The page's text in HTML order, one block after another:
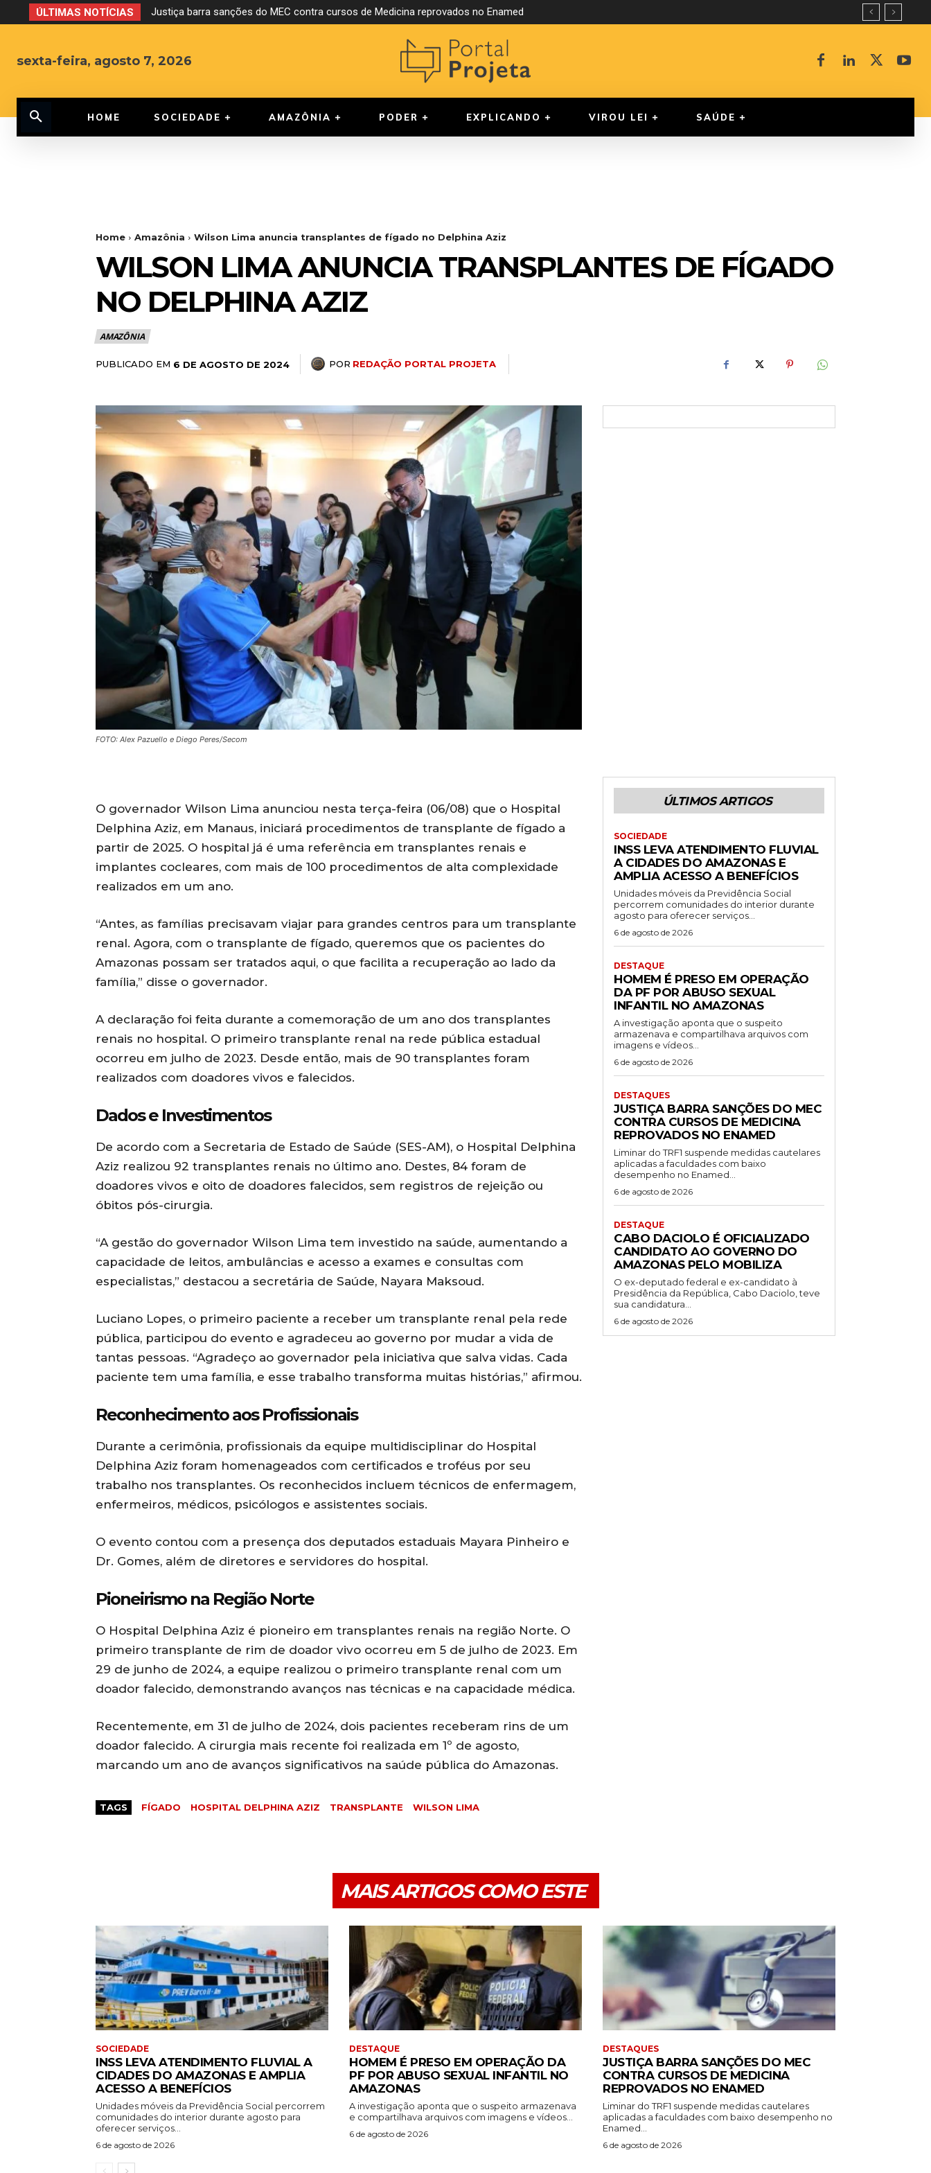
ÚLTIMAS NOTÍCIAS Justiça barra sanções do MEC contra cursos de Medicina reprovados no Enamed
sexta-feira, agosto 7, 2026
HOME SOCIEDADE AMAZÔNIA PODER EXPLICANDO VIROU LEI SAÚDE
Home Amazônia Wilson Lima anuncia transplantes de fígado no Delphina Aziz
WILSON LIMA ANUNCIA TRANSPLANTES DE FÍGADO
NO DELPHINA AZIZ
AMAZÔNIA
PUBLICADO EM 6 DE AGOSTO DE 2024 POR REDAÇÃO PORTAL PROJETA
FOTO: Alex Pazuello e Diego Peres/Secom
O governador Wilson Lima anunciou nesta terça-feira (06/08) que o Hospital
Delphina Aziz, em Manaus, iniciará procedimentos de transplante de fígado a
partir de 2025. O hospital já é uma referência em transplantes renais e
implantes cocleares, com mais de 100 procedimentos de alta complexidade
realizados em um ano.
“Antes, as famílias precisavam viajar para grandes centros para um transplante
renal. Agora, com o transplante de fígado, queremos que os pacientes do
Amazonas possam ser tratados aqui, o que facilita a recuperação ao lado da
família,” disse o governador.
A declaração foi feita durante a comemoração de um ano dos transplantes
renais no hospital. O primeiro transplante renal na rede pública estadual
ocorreu em julho de 2023. Desde então, mais de 90 transplantes foram
realizados com doadores vivos e falecidos.
Dados e Investimentos
De acordo com a Secretaria de Estado de Saúde (SES-AM), o Hospital Delphina
Aziz realizou 92 transplantes renais no último ano. Destes, 84 foram de
doadores vivos e oito de doadores falecidos, sem registros de rejeição ou
óbitos pós-cirurgia.
“A gestão do governador Wilson Lima tem investido na saúde, aumentando a
capacidade de leitos, ambulâncias e acesso a exames e consultas com
especialistas,” destacou a secretária de Saúde, Nayara Maksoud.
Luciano Lopes, o primeiro paciente a receber um transplante renal pela rede
pública, participou do evento e agradeceu ao governo por mudar a vida de
tantas pessoas. “Agradeço ao governador pela iniciativa que salva vidas. Cada
paciente tem uma família, e esse trabalho transforma muitas histórias,” afirmou.
Reconhecimento aos Profissionais
Durante a cerimônia, profissionais da equipe multidisciplinar do Hospital
Delphina Aziz foram homenageados com certificados e troféus por seu
trabalho nos transplantes. Os reconhecidos incluem técnicos de enfermagem,
enfermeiros, médicos, psicólogos e assistentes sociais.
O evento contou com a presença dos deputados estaduais Mayara Pinheiro e
Dr. Gomes, além de diretores e servidores do hospital.
Pioneirismo na Região Norte
O Hospital Delphina Aziz é pioneiro em transplantes renais na região Norte. O
primeiro transplante de rim de doador vivo ocorreu em 5 de julho de 2023. Em
29 de junho de 2024, a equipe realizou o primeiro transplante renal com um
doador falecido, demonstrando avanços nas técnicas e na capacidade médica.
Recentemente, em 31 de julho de 2024, dois pacientes receberam rins de um
doador falecido. A cirurgia mais recente foi realizada em 1º de agosto,
marcando um ano de avanços significativos na saúde pública do Amazonas.
TAGS FÍGADO HOSPITAL DELPHINA AZIZ TRANSPLANTE WILSON LIMA
ÚLTIMOS ARTIGOS
SOCIEDADE
INSS LEVA ATENDIMENTO FLUVIAL
A CIDADES DO AMAZONAS E
AMPLIA ACESSO A BENEFÍCIOS
Unidades móveis da Previdência Social
percorrem comunidades do interior durante
agosto para oferecer serviços...
6 de agosto de 2026
DESTAQUE
HOMEM É PRESO EM OPERAÇÃO
DA PF POR ABUSO SEXUAL
INFANTIL NO AMAZONAS
A investigação aponta que o suspeito
armazenava e compartilhava arquivos com
imagens e vídeos...
6 de agosto de 2026
DESTAQUES
JUSTIÇA BARRA SANÇÕES DO MEC
CONTRA CURSOS DE MEDICINA
REPROVADOS NO ENAMED
Liminar do TRF1 suspende medidas cautelares
aplicadas a faculdades com baixo
desempenho no Enamed...
6 de agosto de 2026
DESTAQUE
CABO DACIOLO É OFICIALIZADO
CANDIDATO AO GOVERNO DO
AMAZONAS PELO MOBILIZA
O ex-deputado federal e ex-candidato à
Presidência da República, Cabo Daciolo, teve
sua candidatura...
6 de agosto de 2026
MAIS ARTIGOS COMO ESTE
SOCIEDADE
INSS LEVA ATENDIMENTO FLUVIAL A
CIDADES DO AMAZONAS E AMPLIA
ACESSO A BENEFÍCIOS
Unidades móveis da Previdência Social percorrem
comunidades do interior durante agosto para
oferecer serviços...
6 de agosto de 2026
DESTAQUE
HOMEM É PRESO EM OPERAÇÃO DA
PF POR ABUSO SEXUAL INFANTIL NO
AMAZONAS
A investigação aponta que o suspeito armazenava
e compartilhava arquivos com imagens e vídeos...
6 de agosto de 2026
DESTAQUES
JUSTIÇA BARRA SANÇÕES DO MEC
CONTRA CURSOS DE MEDICINA
REPROVADOS NO ENAMED
Liminar do TRF1 suspende medidas cautelares
aplicadas a faculdades com baixo desempenho no
Enamed...
6 de agosto de 2026